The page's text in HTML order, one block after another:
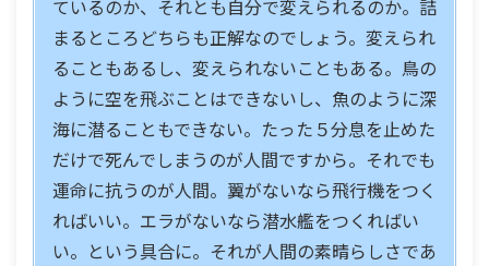
ているのか、それとも自分で変えられるのか。詰
まるところどちらも正解なのでしょう。変えられ
ることもあるし、変えられないこともある。鳥の
ように空を飛ぶことはできないし、魚のように深
海に潜ることもできない。たった５分息を止めた
だけで死んでしまうのが人間ですから。それでも
運命に抗うのが人間。翼がないなら飛行機をつく
ればいい。エラがないなら潜水艦をつくればい
い。という具合に。それが人間の素晴らしさであ